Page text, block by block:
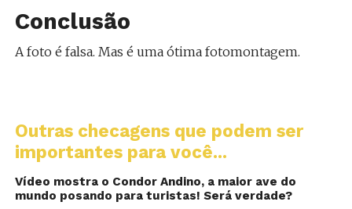
Conclusão
A foto é falsa. Mas é uma ótima fotomontagem.
Outras checagens que podem ser
importantes para você...
Vídeo mostra o Condor Andino, a maior ave do
mundo posando para turistas! Será verdade?